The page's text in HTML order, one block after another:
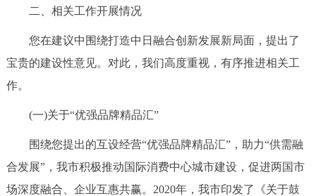
二、相关工作开展情况
您在建议中围绕打造中日融合创新发展新局面，提出了
宝贵的建设性意见。对此，我们高度重视，有序推进相关工
作。
(一)关于“优强品牌精品汇”
围绕您提出的互设经营“优强品牌精品汇”，助力“供需融
合发展”，我市积极推动国际消费中心城市建设，促进两国市
场深度融合、企业互惠共赢。2020年，我市印发了《关于鼓